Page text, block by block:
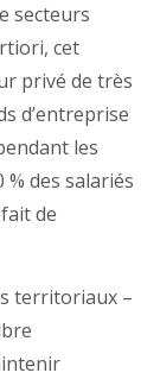
secteurs
cet
privé de très
d’entreprise
les
des salariés
de
territoriaux –